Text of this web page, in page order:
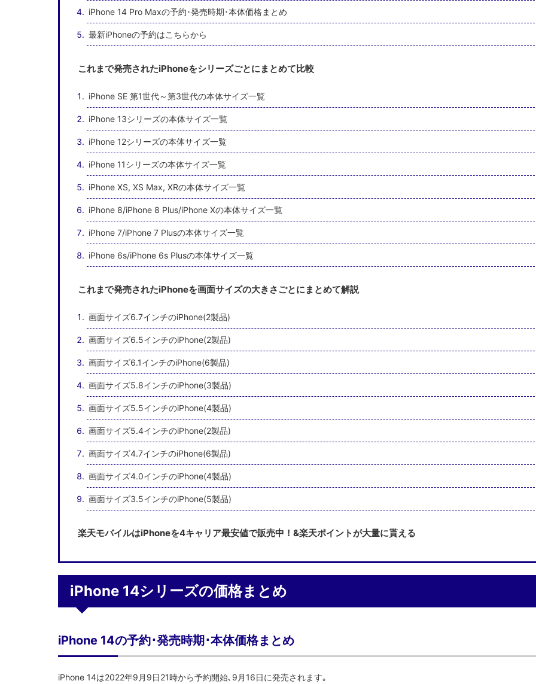
iPhone 14 Pro Maxの予約･発売時期･本体価格まとめ
最新iPhoneの予約はこちらから
これまで発売されたiPhoneをシリーズごとにまとめて比較
iPhone SE 第1世代～第3世代の本体サイズ一覧
iPhone 13シリーズの本体サイズ一覧
iPhone 12シリーズの本体サイズ一覧
iPhone 11シリーズの本体サイズ一覧
iPhone XS, XS Max, XRの本体サイズ一覧
iPhone 8/iPhone 8 Plus/iPhone Xの本体サイズ一覧
iPhone 7/iPhone 7 Plusの本体サイズ一覧
iPhone 6s/iPhone 6s Plusの本体サイズ一覧
これまで発売されたiPhoneを画面サイズの大きさごとにまとめて解説
画面サイズ6.7インチのiPhone(2製品)
画面サイズ6.5インチのiPhone(2製品)
画面サイズ6.1インチのiPhone(6製品)
画面サイズ5.8インチのiPhone(3製品)
画面サイズ5.5インチのiPhone(4製品)
画面サイズ5.4インチのiPhone(2製品)
画面サイズ4.7インチのiPhone(6製品)
画面サイズ4.0インチのiPhone(4製品)
画面サイズ3.5インチのiPhone(5製品)
楽天モバイルはiPhoneを4キャリア最安値で販売中！&楽天ポイントが大量に貰える
iPhone 14シリーズの価格まとめ
iPhone 14の予約･発売時期･本体価格まとめ
iPhone 14は2022年9月9日21時から予約開始､9月16日に発売されます｡